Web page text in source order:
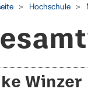
Hochschule
Winzer